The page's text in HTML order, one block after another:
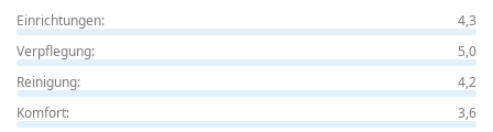
Einrichtungen:
4,3
Verpflegung:
5,0
Reinigung:
4,2
Komfort:
3,6